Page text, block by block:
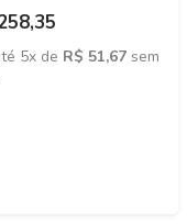
5x de R$ 51,67 sem